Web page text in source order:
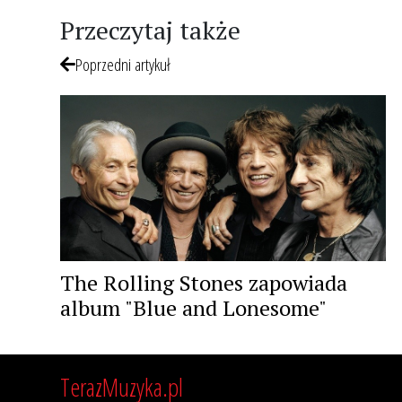
Przeczytaj także
Poprzedni artykuł
The Rolling Stones zapowiada
album "Blue and Lonesome"
TerazMuzyka.pl